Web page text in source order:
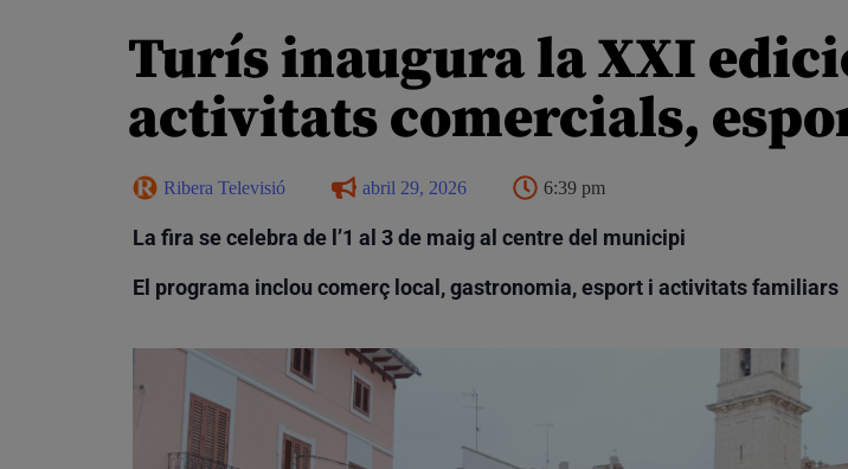
Turís inaugura la XXI
activitats comercials,
Ribera Televisió abril 29, 2026 6:39 pm
La fira se celebra de l’1 al 3 de maig al centre del municipi
El programa inclou comerç local, gastronomia, esport i activitats familiars